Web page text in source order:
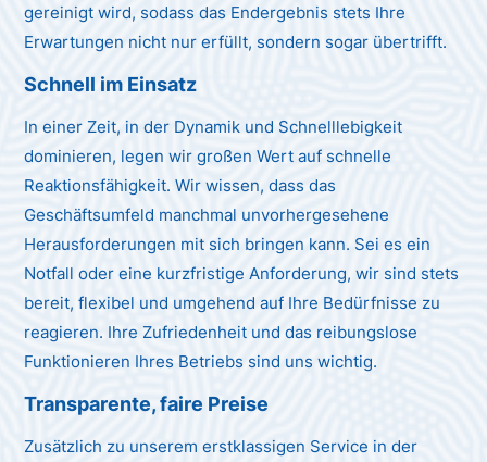
gereinigt wird, sodass das Endergebnis stets Ihre
Erwartungen nicht nur erfüllt, sondern sogar übertrifft.
Schnell im Einsatz
In einer Zeit, in der Dynamik und Schnelllebigkeit
dominieren, legen wir großen Wert auf schnelle
Reaktionsfähigkeit. Wir wissen, dass das
Geschäftsumfeld manchmal unvorhergesehene
Herausforderungen mit sich bringen kann. Sei es ein
Notfall oder eine kurzfristige Anforderung, wir sind stets
bereit, flexibel und umgehend auf Ihre Bedürfnisse zu
reagieren. Ihre Zufriedenheit und das reibungslose
Funktionieren Ihres Betriebs sind uns wichtig.
Transparente, faire Preise
Zusätzlich zu unserem erstklassigen Service in der